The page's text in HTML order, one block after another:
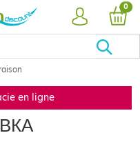
УЧЕТНАЯ
0
en ligne